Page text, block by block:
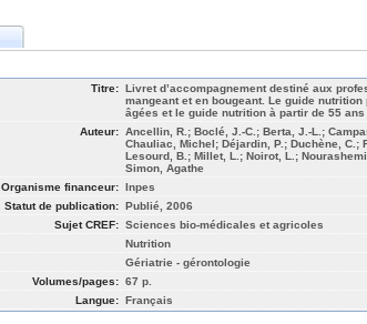
Titre: Livret d’accompagnement destiné aux
mangeant et en bougeant. Le guide
âgées et le guide nutrition à partir de 55 ans
Auteur: Ancellin, R.; Boclé, J.-C.; Berta, J.-L.;
Chauliac, Michel; Déjardin, P.; Duchène, C.;
Lesourd, B.; Millet, L.; Noirot, L.;
Simon, Agathe
Organisme financeur: Inpes
Statut de publication: Publié, 2006
Sujet CREF: Sciences bio-médicales et agricoles
Nutrition
Gériatrie - gérontologie
Volumes/pages: 67 p.
Langue: Français